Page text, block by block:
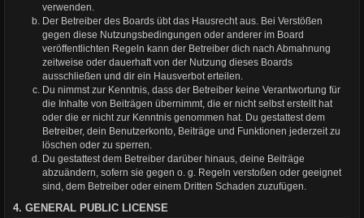
verwenden.
Der Betreiber des Boards übt das Hausrecht aus. Bei Verstößen
gegen diese Nutzungsbedingungen oder anderer im Board
veröffentlichten Regeln kann der Betreiber dich nach Abmahnung
zeitweise oder dauerhaft von der Nutzung dieses Boards
ausschließen und dir ein Hausverbot erteilen.
Du nimmst zur Kenntnis, dass der Betreiber keine Verantwortung für
die Inhalte von Beiträgen übernimmt, die er nicht selbst erstellt hat
oder die er nicht zur Kenntnis genommen hat. Du gestattest dem
Betreiber, dein Benutzerkonto, Beiträge und Funktionen jederzeit zu
löschen oder zu sperren.
Du gestattest dem Betreiber darüber hinaus, deine Beiträge
abzuändern, sofern sie gegen o. g. Regeln verstoßen oder geeignet
sind, dem Betreiber oder einem Dritten Schaden zuzufügen.
4. GENERAL PUBLIC LICENSE